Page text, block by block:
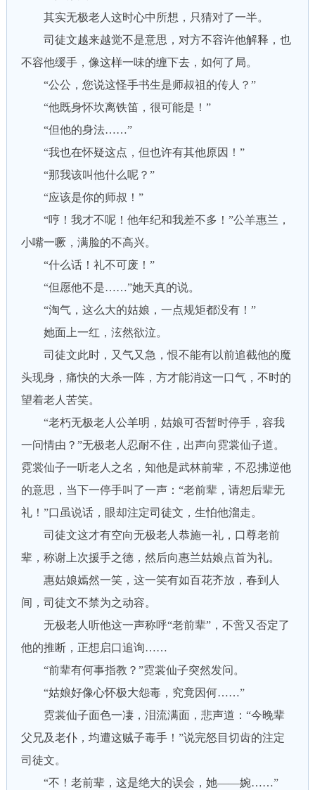
其实无极老人这时心中所想，只猜对了一半。
司徒文越来越觉不是意思，对方不容许他解释，也
不容他缓手，像这样一味的缠下去，如何了局。
“公公，您说这怪手书生是师叔祖的传人？”
“他既身怀坎离铁笛，很可能是！”
“但他的身法……”
“我也在怀疑这点，但也许有其他原因！”
“那我该叫他什么呢？”
“应该是你的师叔！”
“哼！我才不呢！他年纪和我差不多！”公羊惠兰，
小嘴一噘，满脸的不高兴。
“什么话！礼不可废！”
“但愿他不是……”她天真的说。
“淘气，这么大的姑娘，一点规矩都没有！”
她面上一红，泫然欲泣。
司徒文此时，又气又急，恨不能有以前追截他的魔
头现身，痛快的大杀一阵，方才能消这一口气，不时的
望着老人苦笑。
“老朽无极老人公羊明，姑娘可否暂时停手，容我
一问情由？”无极老人忍耐不住，出声向霓裳仙子道。
霓裳仙子一听老人之名，知他是武林前辈，不忍拂逆他
的意思，当下一停手叫了一声：“老前辈，请恕后辈无
礼！”口虽说话，眼却注定司徒文，生怕他溜走。
司徒文这才有空向无极老人恭施一礼，口尊老前
辈，称谢上次援手之德，然后向惠兰姑娘点首为礼。
惠姑娘嫣然一笑，这一笑有如百花齐放，春到人
间，司徒文不禁为之动容。
无极老人听他这一声称呼“老前辈”，不啻又否定了
他的推断，正想启口追询……
“前辈有何事指教？”霓裳仙子突然发问。
“姑娘好像心怀极大怨毒，究竟因何……”
霓裳仙子面色一凄，泪流满面，悲声道：“今晚辈
父兄及老仆，均遭这贼子毒手！”说完怒目切齿的注定
司徒文。
“不！老前辈，这是绝大的误会，她——婉……”